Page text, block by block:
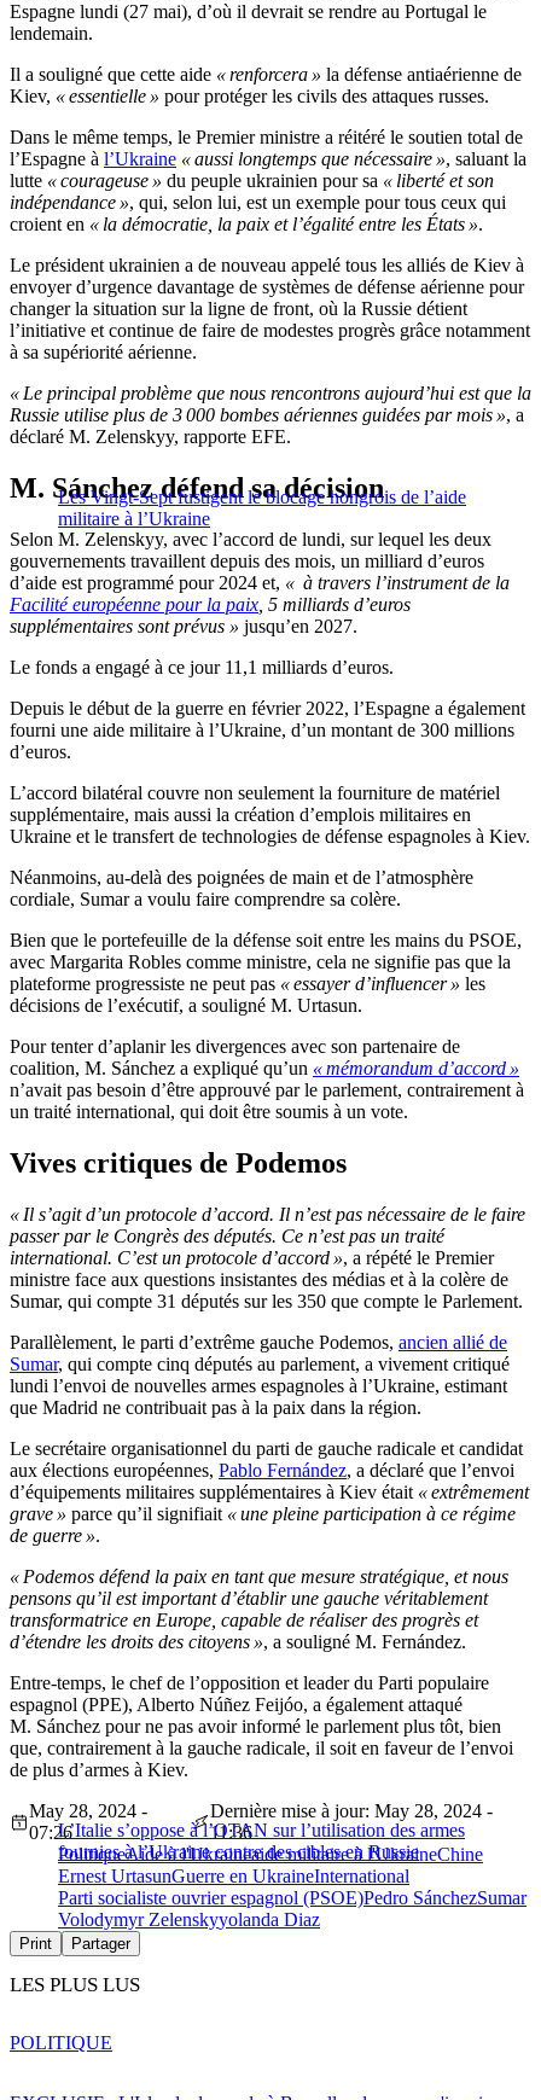
Espagne lundi (27 mai), d’où il devrait se rendre au Portugal le
lendemain.
Il a souligné que cette aide « renforcera » la défense antiaérienne de
Kiev, « essentielle » pour protéger les civils des attaques russes.
Dans le même temps, le Premier ministre a réitéré le soutien total de
l’Espagne à l’Ukraine « aussi longtemps que nécessaire », saluant la
lutte « courageuse » du peuple ukrainien pour sa « liberté et son
indépendance », qui, selon lui, est un exemple pour tous ceux qui
croient en « la démocratie, la paix et l’égalité entre les États ».
Le président ukrainien a de nouveau appelé tous les alliés de Kiev à
envoyer d’urgence davantage de systèmes de défense aérienne pour
changer la situation sur la ligne de front, où la Russie détient
l’initiative et continue de faire de modestes progrès grâce notamment
à sa supériorité aérienne.
« Le principal problème que nous rencontrons aujourd’hui est que la
Russie utilise plus de 3 000 bombes aériennes guidées par mois », a
déclaré M. Zelenskyy, rapporte EFE.
Les Vingt-Sept fustigent le blocage hongrois de l’aide
militaire à l’Ukraine
M. Sánchez défend sa décision
Selon M. Zelenskyy, avec l’accord de lundi, sur lequel les deux
gouvernements travaillent depuis des mois, un milliard d’euros
d’aide est programmé pour 2024 et, « à travers l’instrument de la
Facilité européenne pour la paix , 5 milliards d’euros
supplémentaires sont prévus » jusqu’en 2027.
Le fonds a engagé à ce jour 11,1 milliards d’euros.
Depuis le début de la guerre en février 2022, l’Espagne a également
fourni une aide militaire à l’Ukraine, d’un montant de 300 millions
d’euros.
L’accord bilatéral couvre non seulement la fourniture de matériel
supplémentaire, mais aussi la création d’emplois militaires en
Ukraine et le transfert de technologies de défense espagnoles à Kiev.
Néanmoins, au-delà des poignées de main et de l’atmosphère
cordiale, Sumar a voulu faire comprendre sa colère.
Bien que le portefeuille de la défense soit entre les mains du PSOE,
avec Margarita Robles comme ministre, cela ne signifie pas que la
plateforme progressiste ne peut pas « essayer d’influencer » les
décisions de l’exécutif, a souligné M. Urtasun.
Pour tenter d’aplanir les divergences avec son partenaire de
coalition, M. Sánchez a expliqué qu’un « mémorandum d’accord »
n’avait pas besoin d’être approuvé par le parlement, contrairement à
un traité international, qui doit être soumis à un vote.
Vives critiques de Podemos
« Il s’agit d’un protocole d’accord. Il n’est pas nécessaire de le faire
passer par le Congrès des députés. Ce n’est pas un traité
international. C’est un protocole d’accord », a répété le Premier
ministre face aux questions insistantes des médias et à la colère de
Sumar, qui compte 31 députés sur les 350 que compte le Parlement.
Parallèlement, le parti d’extrême gauche Podemos, ancien allié de
Sumar, qui compte cinq députés au parlement, a vivement critiqué
lundi l’envoi de nouvelles armes espagnoles à l’Ukraine, estimant
que Madrid ne contribuait pas à la paix dans la région.
Le secrétaire organisationnel du parti de gauche radicale et candidat
aux élections européennes, Pablo Fernández, a déclaré que l’envoi
d’équipements militaires supplémentaires à Kiev était « extrêmement
grave » parce qu’il signifiait « une pleine participation à ce régime
de guerre ».
« Podemos défend la paix en tant que mesure stratégique, et nous
pensons qu’il est important d’établir une gauche véritablement
transformatrice en Europe, capable de réaliser des progrès et
d’étendre les droits des citoyens », a souligné M. Fernández.
Entre-temps, le chef de l’opposition et leader du Parti populaire
espagnol (PPE), Alberto Núñez Feijóo, a également attaqué
M. Sánchez pour ne pas avoir informé le parlement plus tôt, bien
que, contrairement à la gauche radicale, il soit en faveur de l’envoi
de plus d’armes à Kiev.
L’Italie s’oppose à l’OTAN sur l’utilisation des armes
fournies à l’Ukraine contre des cibles en Russie
May 28, 2024 -
07:26
Dernière mise à jour: May 28, 2024 -
11:36
PolitiqueAide à l'Ukraineaide militaire à l'UkraineChine
Ernest UrtasunGuerre en UkraineInternational
Parti socialiste ouvrier espagnol (PSOE)Pedro SánchezSumar
Volodymyr Zelenskyyolanda Diaz
Print Partager
LES PLUS LUS
POLITIQUE